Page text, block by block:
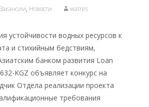
Вакансии, Новости watres
устойчивости водных ресурсов к
и стихийным бедствиям,
банком развития Loan
KGZ объявляет конкурс на
Отдела реализации проекта
требования